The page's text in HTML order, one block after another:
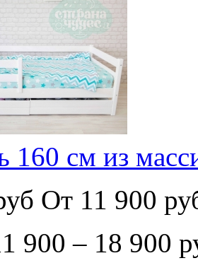
160 см из
От 11 900
900 – 18 900